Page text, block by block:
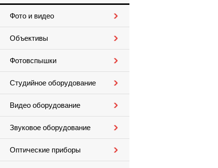
Фото и видео
Объективы
Фотовспышки
Студийное оборудование
Видео оборудование
Звуковое оборудование
Оптические приборы